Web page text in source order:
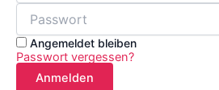
Angemeldet bleiben
Passwort vergessen?
Anmelden